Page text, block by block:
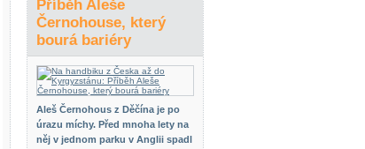
Příběh Aleše
Černohouse, který
bourá bariéry
Aleš Černohous z Děčína je po
úrazu míchy. Před mnoha lety na
něj v jednom parku v Anglii spadl